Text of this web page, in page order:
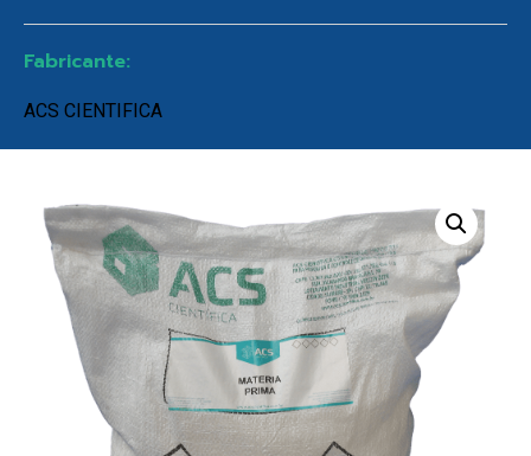
Fabricante:
ACS CIENTIFICA